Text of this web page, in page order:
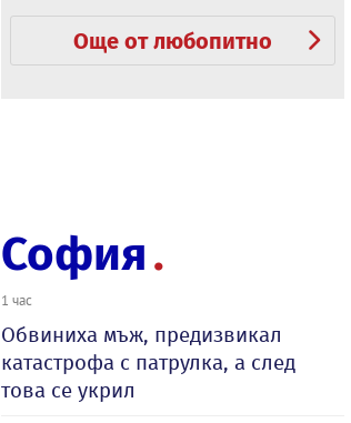
Още от любопитно
София
1 час
Обвиниха мъж, предизвикал
катастрофа с патрулка, а след
това се укрил